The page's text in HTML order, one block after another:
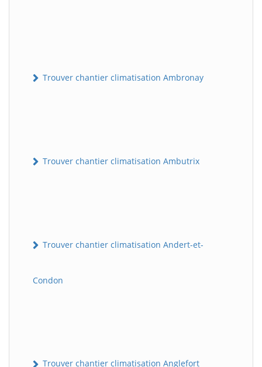
Trouver chantier climatisation Ambronay
Trouver chantier climatisation Ambutrix
Trouver chantier climatisation Andert-et-
Condon
Trouver chantier climatisation Anglefort